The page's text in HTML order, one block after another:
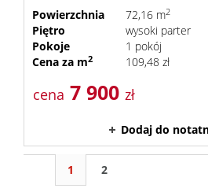
Powierzchnia
72,16 m2
Piętro
wysoki parter
Pokoje
1 pokój
Cena za m2 109,48 zł
cena 7 900 zł
Dodaj do
1 2